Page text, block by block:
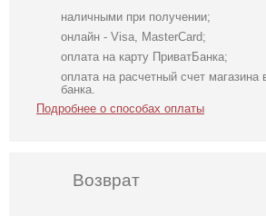
наличными при получении;
онлайн - Visa, MasterCard;
оплата на карту ПриватБанка;
оплата на расчетный счет
банка.
Подробнее о способах оплаты
Возврат